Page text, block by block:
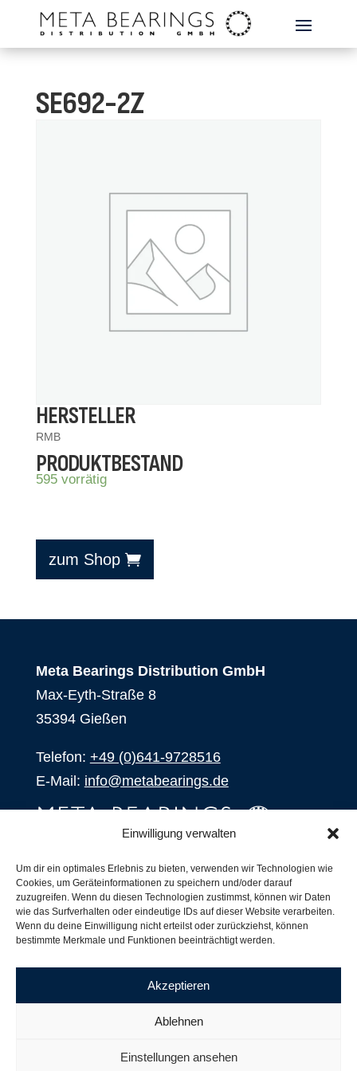
Einwilligung verwalten
Um dir ein optimales Erlebnis zu bieten, verwenden wir Technologien wie
Cookies, um Geräteinformationen zu speichern und/oder darauf
zuzugreifen. Wenn du diesen Technologien zustimmst, können wir Daten
wie das Surfverhalten oder eindeutige IDs auf dieser Website verarbeiten.
Wenn du deine Einwilligung nicht erteilst oder zurückziehst, können
bestimmte Merkmale und Funktionen beeinträchtigt werden.
Akzeptieren
Ablehnen
Einstellungen ansehen
SE692-2Z
HERSTELLER
RMB
PRODUKTBESTAND
595 vorrätig
zum Shop
Meta Bearings Distribution GmbH
Max-Eyth-Straße 8
35394 Gießen
Telefon: +49 (0)641-9728516
E-Mail: info@metabearings.de
SHOP
Produkte
Unsere Partner
Versand, Lieferung und Produktbestand
Nachsetzzeichen für Wälzlager